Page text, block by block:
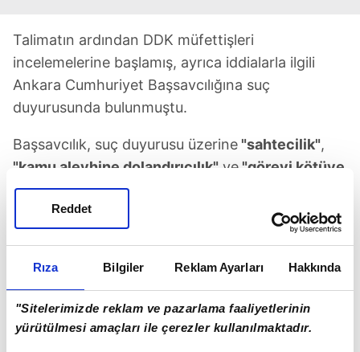
Rıza Bilgiler Reklam Ayarları Hakkında
"Sitelerimizde reklam ve pazarlama faaliyetlerinin
yürütülmesi amaçları ile çerezler kullanılmaktadır.
Reddet
Talimatın ardından DDK müfettişleri
incelemelerine başlamış, ayrıca iddialarla ilgili
Ankara Cumhuriyet Başsavcılığına suç
duyurusunda bulunmuştu.
Başsavcılık, suç duyurusu üzerine "sahtecilik",
"kamu aleyhine dolandırıcılık" ve"görevi kötüye
kullanma"suçlarından soruşturma açmıştı.